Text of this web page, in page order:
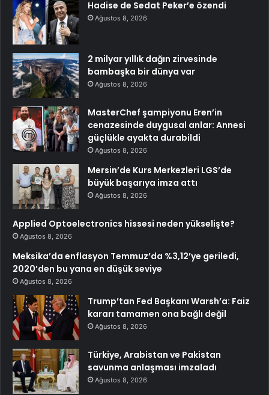
Hadise de Sedat Peker’e özendi
Ağustos 8, 2026
2 milyar yıllık dağın zirvesinde
bambaşka bir dünya var
Ağustos 8, 2026
MasterChef şampiyonu Eren’in
cenazesinde duygusal anlar: Annesi
güçlükle ayakta durabildi
Ağustos 8, 2026
Mersin’de Kurs Merkezleri LGS’de
büyük başarıya imza attı
Ağustos 8, 2026
Applied Optoelectronics hissesi neden yükselişte?
Ağustos 8, 2026
Meksika’da enflasyon Temmuz’da %3,12’ye geriledi,
2020’den bu yana en düşük seviye
Ağustos 8, 2026
Trump’tan Fed Başkanı Warsh’a: Faiz
kararı tamamen ona bağlı değil
Ağustos 8, 2026
Türkiye, Arabistan ve Pakistan
savunma anlaşması imzaladı
Ağustos 8, 2026